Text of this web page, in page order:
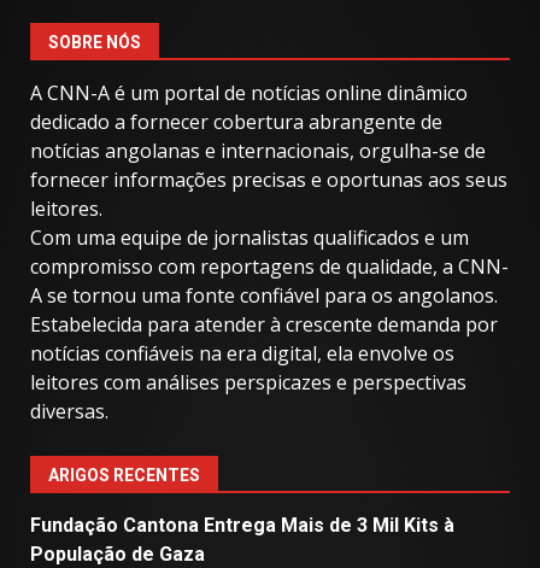
SOBRE NÓS
A CNN-A é um portal de notícias online dinâmico
dedicado a fornecer cobertura abrangente de
notícias angolanas e internacionais, orgulha-se de
fornecer informações precisas e oportunas aos seus
leitores.
Com uma equipe de jornalistas qualificados e um
compromisso com reportagens de qualidade, a CNN-
A se tornou uma fonte confiável para os angolanos.
Estabelecida para atender à crescente demanda por
notícias confiáveis ​​na era digital, ela envolve os
leitores com análises perspicazes e perspectivas
diversas.
ARIGOS RECENTES
Fundação Cantona Entrega Mais de 3 Mil Kits à
População de Gaza